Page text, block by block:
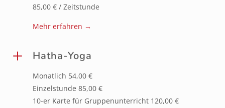
85,00 € / Zeitstunde
Mehr erfahren →
L Hatha-Yoga
Monatlich 54,00 €
Einzelstunde 85,00 €
10-er Karte für Gruppenunterricht 120,00 €